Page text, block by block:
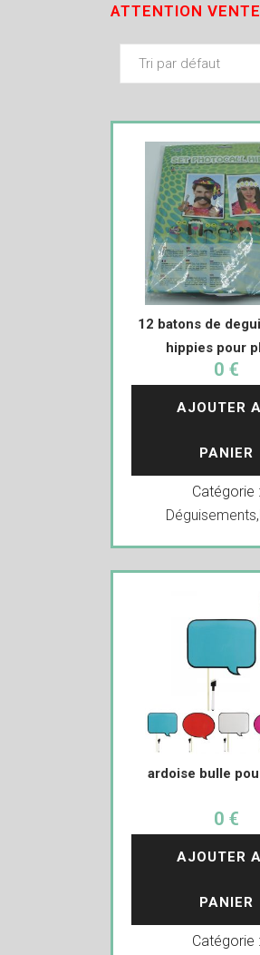
ATTENTION
Tri par défaut
12 batons de
hippies pour
0 €
AJOUTER
PANIER
Catégorie :
Déguisements,
ardoise bulle
0 €
AJOUTER
PANIER
Catégorie :